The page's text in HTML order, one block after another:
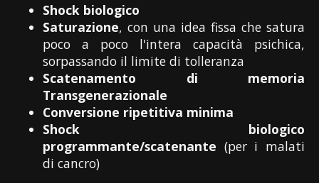
Shock biologico
Saturazione, con una idea fissa che satura
poco a poco l'intera capacità psichica,
sorpassando il limite di tolleranza
Scatenamento di memoria
Transgenerazionale
Conversione ripetitiva minima
Shock biologico
programmante/scatenante (per i malati
di cancro)